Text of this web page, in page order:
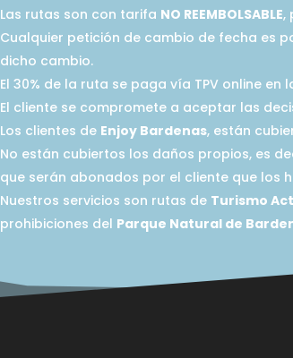
Las rutas son con tarifa NO REEMBOLSABLE,
Cualquier petición de cambio de fecha es
dicho cambio.
El 30% de la ruta se paga vía TPV online
El cliente se compromete a aceptar las
Los clientes de Enjoy Bardenas, están
No están cubiertos los daños propios, es
que serán abonados por el cliente que los
Nuestros servicios son rutas de Turismo
prohibiciones del Parque Natural de